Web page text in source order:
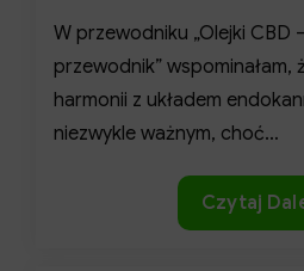
W przewodniku „Olejki CBD
przewodnik” wspominałam,
harmonii z układem
niezwykle ważnym, choć…
Układ
Czytaj